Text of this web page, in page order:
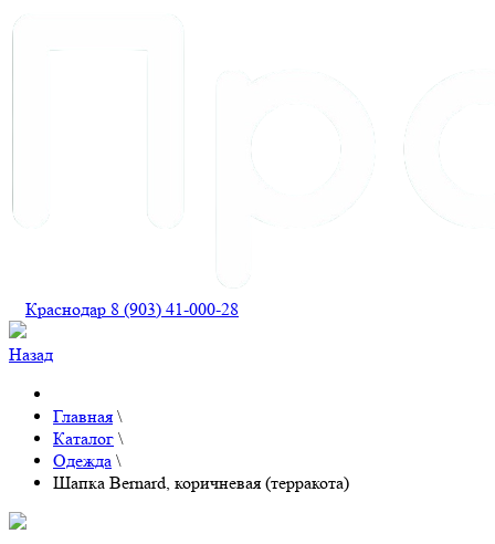
Краснодар 8 (903) 41-000-28
Назад
Главная \
Каталог \
Одежда \
Шапка Bernard, коричневая (терракота)